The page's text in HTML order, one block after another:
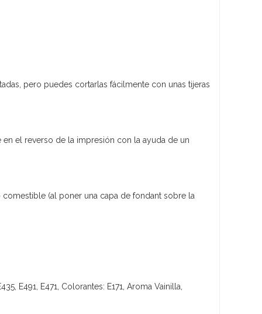
pero puedes cortarlas fácilmente con unas tijeras
el reverso de la impresión con la ayuda de un
(al poner una capa de fondant sobre la
E491, E471, Colorantes: E171, Aroma Vainilla,